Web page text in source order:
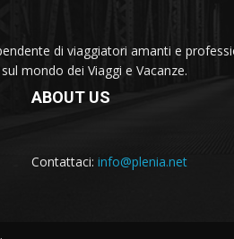
di viaggiatori amanti e
mondo dei Viaggi e Vacanze.
ABOUT US
Contattaci: info@plenia.net